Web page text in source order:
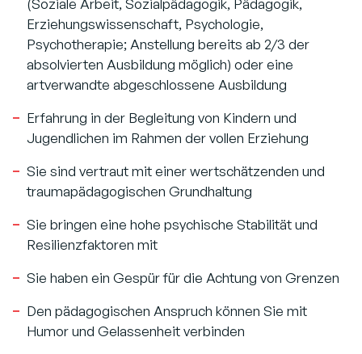
Erziehungswissenschaft, Psychologie,
Psychotherapie; Anstellung bereits ab 2/3 der
absolvierten Ausbildung möglich) oder eine
artverwandte abgeschlossene Ausbildung
Erfahrung in der Begleitung von Kindern und
Jugendlichen im Rahmen der vollen Erziehung
Sie sind vertraut mit einer wertschätzenden und
traumapädagogischen Grundhaltung
Sie bringen eine hohe psychische Stabilität und
Resilienzfaktoren mit
Sie haben ein Gespür für die Achtung von Grenzen
Den pädagogischen Anspruch können Sie mit
Humor und Gelassenheit verbinden